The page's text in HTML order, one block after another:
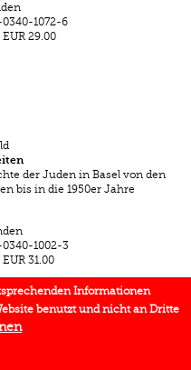
1072-6
EUR 29.00
der Juden in Basel von den
bis in die 1950er Jahre
1002-3
EUR 31.00
Informationen
benutzt und nicht an Dritte